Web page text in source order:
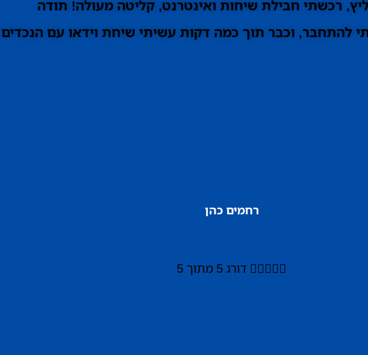
רכשתי חבילת שיחות ואינטרנט, קליטה מעולה! תודה
להתחבר, וכבר תוך כמה דקות עשיתי שיחת וידאו עם
רחמים כהן
 דורג 5 מתוך 5